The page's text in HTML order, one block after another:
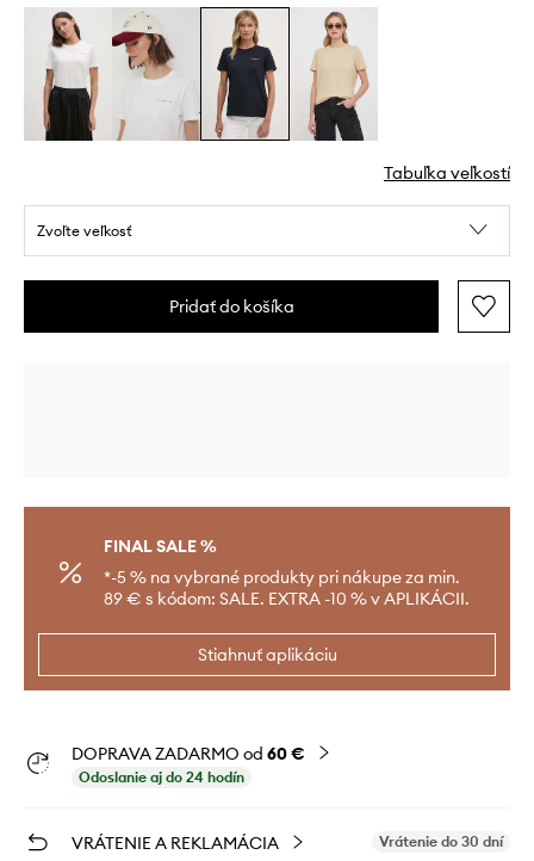
Tabuľka veľkostí
Zvoľte veľkosť
Pridať do košíka
FINAL SALE %
*-5 % na vybrané produkty pri nákupe za min.
89 € s kódom: SALE. EXTRA -10 % v APLIKÁCII.
Stiahnuť aplikáciu
DOPRAVA ZADARMO od 60 €
Odoslanie aj do 24 hodín
VRÁTENIE A REKLAMÁCIA Vrátenie do 30 dní